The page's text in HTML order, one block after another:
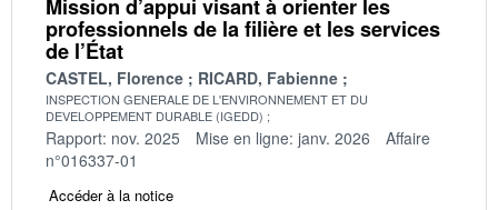
Mission d’appui visant à orienter les
professionnels de la filière et les services
de l’État
CASTEL, Florence RICARD, Fabienne
INSPECTION GENERALE DE L'ENVIRONNEMENT ET DU
DEVELOPPEMENT DURABLE (IGEDD)
Rapport: nov. 2025 Mise en ligne: janv. 2026
Affaire
n°016337-01
Accéder à la notice